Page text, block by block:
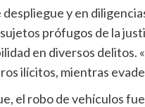
despliegue y en
prófugos de la
en diversos delitos.
ilícitos, mientras
el robo de vehículos